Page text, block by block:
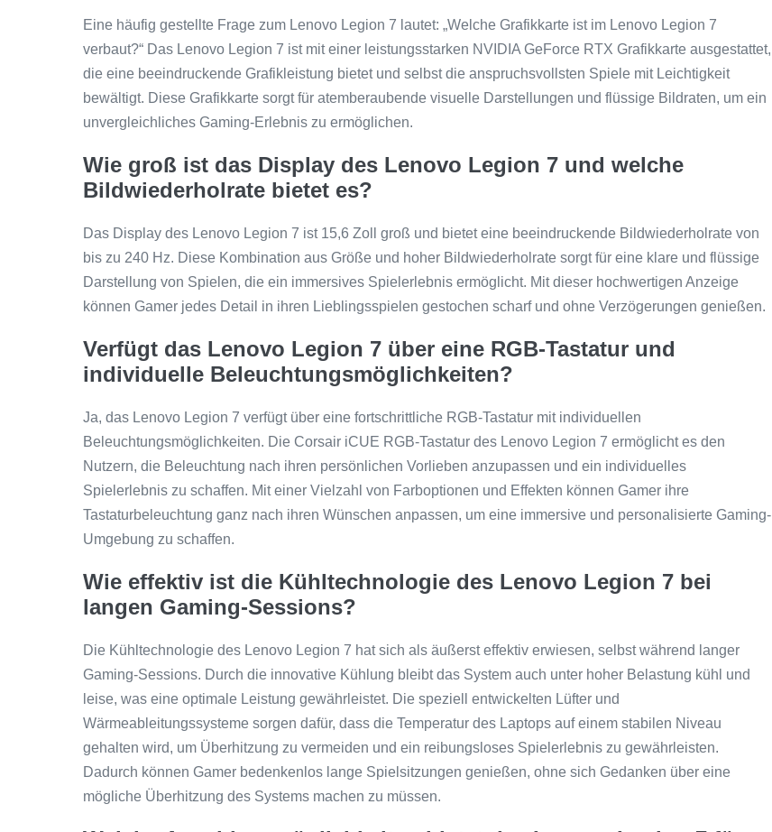
Eine häufig gestellte Frage zum Lenovo Legion 7 lautet: „Welche Grafikkarte ist im Lenovo Legion 7
verbaut?“ Das Lenovo Legion 7 ist mit einer leistungsstarken NVIDIA GeForce RTX Grafikkarte ausgestattet,
die eine beeindruckende Grafikleistung bietet und selbst die anspruchsvollsten Spiele mit Leichtigkeit
bewältigt. Diese Grafikkarte sorgt für atemberaubende visuelle Darstellungen und flüssige Bildraten, um ein
unvergleichliches Gaming-Erlebnis zu ermöglichen.
Wie groß ist das Display des Lenovo Legion 7 und welche
Bildwiederholrate bietet es?
Das Display des Lenovo Legion 7 ist 15,6 Zoll groß und bietet eine beeindruckende Bildwiederholrate von
bis zu 240 Hz. Diese Kombination aus Größe und hoher Bildwiederholrate sorgt für eine klare und flüssige
Darstellung von Spielen, die ein immersives Spielerlebnis ermöglicht. Mit dieser hochwertigen Anzeige
können Gamer jedes Detail in ihren Lieblingsspielen gestochen scharf und ohne Verzögerungen genießen.
Verfügt das Lenovo Legion 7 über eine RGB-Tastatur und
individuelle Beleuchtungsmöglichkeiten?
Ja, das Lenovo Legion 7 verfügt über eine fortschrittliche RGB-Tastatur mit individuellen
Beleuchtungsmöglichkeiten. Die Corsair iCUE RGB-Tastatur des Lenovo Legion 7 ermöglicht es den
Nutzern, die Beleuchtung nach ihren persönlichen Vorlieben anzupassen und ein individuelles
Spielerlebnis zu schaffen. Mit einer Vielzahl von Farboptionen und Effekten können Gamer ihre
Tastaturbeleuchtung ganz nach ihren Wünschen anpassen, um eine immersive und personalisierte Gaming-
Umgebung zu schaffen.
Wie effektiv ist die Kühltechnologie des Lenovo Legion 7 bei
langen Gaming-Sessions?
Die Kühltechnologie des Lenovo Legion 7 hat sich als äußerst effektiv erwiesen, selbst während langer
Gaming-Sessions. Durch die innovative Kühlung bleibt das System auch unter hoher Belastung kühl und
leise, was eine optimale Leistung gewährleistet. Die speziell entwickelten Lüfter und
Wärmeableitungssysteme sorgen dafür, dass die Temperatur des Laptops auf einem stabilen Niveau
gehalten wird, um Überhitzung zu vermeiden und ein reibungsloses Spielerlebnis zu gewährleisten.
Dadurch können Gamer bedenkenlos lange Spielsitzungen genießen, ohne sich Gedanken über eine
mögliche Überhitzung des Systems machen zu müssen.